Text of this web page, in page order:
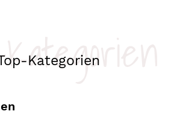
Kategorien
Kategorien